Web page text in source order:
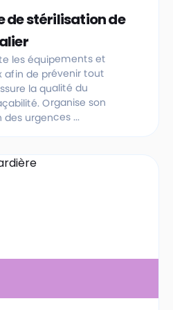
de stérilisation de
les équipements et
afin de prévenir tout
la qualité du
Organise son
urgences ...